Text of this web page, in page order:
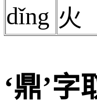
dǐng 火
‘鼎’